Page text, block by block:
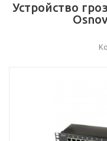
Устройство